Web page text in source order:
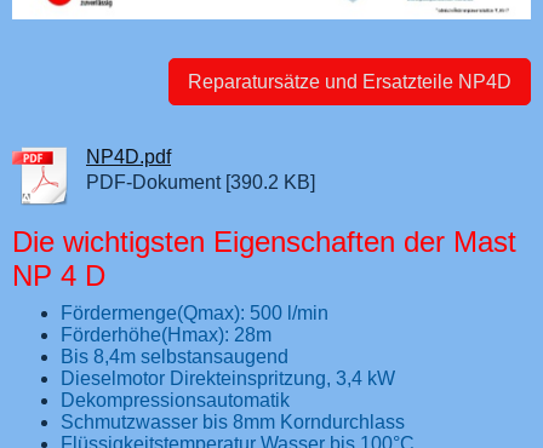
Reparatursätze und Ersatzteile NP4D
NP4D.pdf
PDF-Dokument [390.2 KB]
Die wichtigsten Eigenschaften der Mast
NP 4 D
Fördermenge(Qmax): 500 l/min
Förderhöhe(Hmax): 28m
Bis 8,4m selbstansaugend
Dieselmotor Direkteinspritzung, 3,4 kW
Dekompressionsautomatik
Schmutzwasser bis 8mm Korndurchlass
Flüssigkeitstemperatur Wasser bis 100°C